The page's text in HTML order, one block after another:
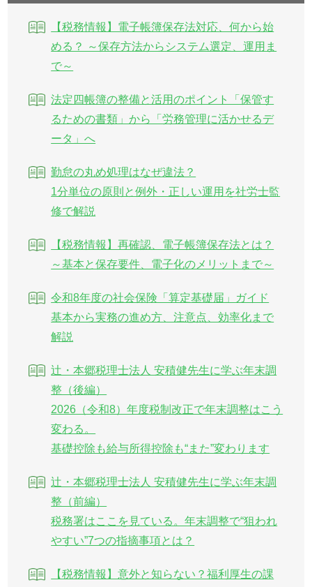
【税務情報】電子帳簿保存法対応、何から始
める？ ～保存方法からシステム選定、運用ま
で～
法定四帳簿の整備と活用のポイント「保管す
るための書類」から「労務管理に活かせるデ
ータ」へ
勤怠の丸め処理はなぜ違法？
1分単位の原則と例外・正しい運用を社労士監
修で解説
【税務情報】再確認、電子帳簿保存法とは？
～基本と保存要件、電子化のメリットまで～
令和8年度の社会保険「算定基礎届」ガイド
基本から実務の進め方、注意点、効率化まで
解説
辻・本郷税理士法人 安積健先生に学ぶ年末調
整（後編）
2026（令和8）年度税制改正で年末調整はこう
変わる。
基礎控除も給与所得控除も“また”変わります
辻・本郷税理士法人 安積健先生に学ぶ年末調
整（前編）
税務署はここを見ている。年末調整で“狙われ
やすい”7つの指摘事項とは？
【税務情報】意外と知らない？福利厚生の課